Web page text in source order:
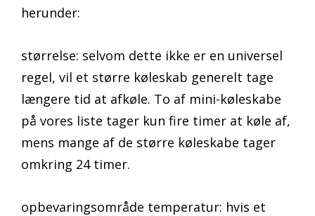
herunder:
størrelse: selvom dette ikke er en universel
regel, vil et større køleskab generelt tage
længere tid at afkøle. To af mini-køleskabe
på vores liste tager kun fire timer at køle af,
mens mange af de større køleskabe tager
omkring 24 timer.
opbevaringsområde temperatur: hvis et